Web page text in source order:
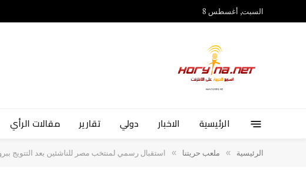
السبت, أغسطس 8
الرئيسية الاخبار دولي تقارير مقالات الرأي
الرئيسية » ملعب حريتنا » استقبال رسمي لمنتخب مصر للناشئين بعد التتويج